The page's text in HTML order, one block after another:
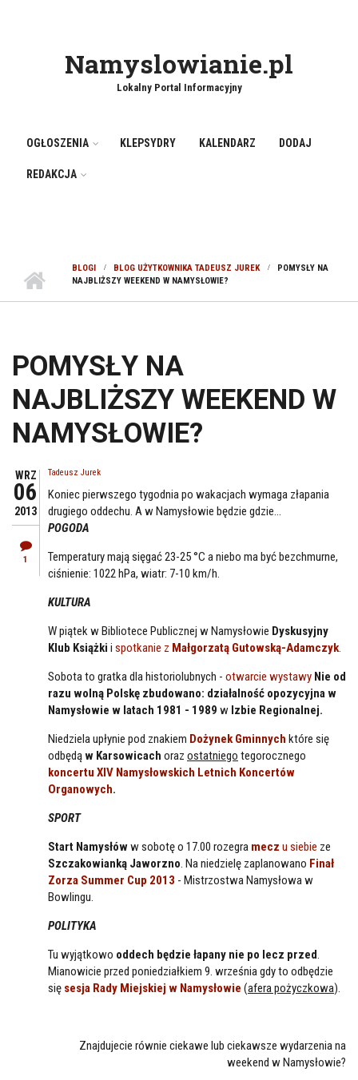
Namyslowianie.pl
Lokalny Portal Informacyjny
OGŁOSZENIA KLEPSYDRY KALENDARZ DODAJ
REDAKCJA
BLOGI BLOG UŻYTKOWNIKA TADEUSZ JUREK
POMYSŁY NA
NAJBLIŻSZY WEEKEND W NAMYSŁOWIE?
POMYSŁY NA
NAJBLIŻSZY WEEKEND W
NAMYSŁOWIE?
WRZ
06
2013
1
Tadeusz Jurek
Koniec pierwszego tygodnia po wakacjach wymaga złapania
drugiego oddechu. A w Namysłowie będzie gdzie...
POGODA
Temperatury mają sięgać 23-25 °C a niebo ma być bezchmurne,
ciśnienie: 1022 hPa, wiatr: 7-10 km/h.
KULTURA
W piątek w Bibliotece Publicznej w Namysłowie Dyskusyjny
Klub Książki i spotkanie z Małgorzatą Gutowską-Adamczyk
Sobota to gratka dla historiolubnych - otwarcie wystawy Nie od
razu wolną Polskę zbudowano: działalność opozycyjna w
Namysłowie w latach 1981 - 1989 w Izbie Regionalnej.
Niedziela upłynie pod znakiem Dożynek Gminnych które się
odbędąw Karsowicach oraz ostatniego tegorocznego
koncertu XIV Namysłowskich Letnich Koncertów
Organowych.
SPORT
Start Namysłóww sobotę o 17.00 rozegra mecz u siebie ze
Szczakowianką Jaworzno . Na niedzielę zaplanowano Finał
Zorza Summer Cup 2013 - Mistrzostwa Namysłowa w
Bowlingu.
POLITYKA
Tu wyjątkowo oddech będzie łapany nie po lecz przed
Mianowicie przed poniedziałkiem 9. września gdy to odbędzie
się sesja Rady Miejskiej w Namysłowie (afera pożyczkowa).
Znajdujecie równie ciekawe lub ciekawsze wydarzenia na
weekend w Namysłowie?